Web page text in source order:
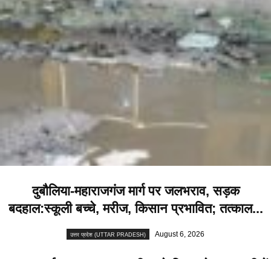
दुबौलिया-महाराजगंज मार्ग पर जलभराव, सड़क
बदहाल:स्कूली बच्चे, मरीज, किसान प्रभावित; तत्काल...
उत्तर प्रदेश (UTTAR PRADESH) August 6, 2026